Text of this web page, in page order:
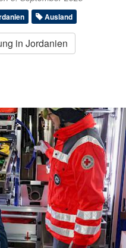
Ausland
in Jordanien